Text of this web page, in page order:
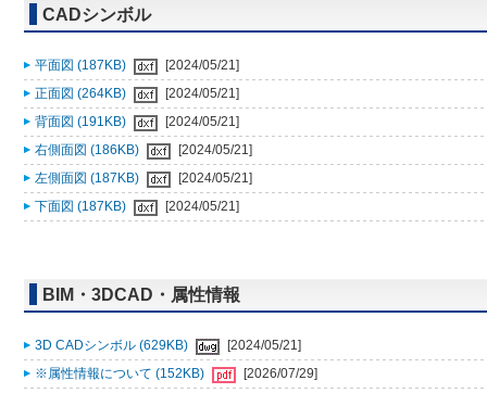
CADシンボル
平面図 (187KB)
[2024/05/21]
正面図 (264KB)
[2024/05/21]
背面図 (191KB)
[2024/05/21]
右側面図 (186KB)
[2024/05/21]
左側面図 (187KB)
[2024/05/21]
下面図 (187KB)
[2024/05/21]
BIM・3DCAD・属性情報
3D CADシンボル (629KB)
[2024/05/21]
※属性情報について (152KB)
[2026/07/29]